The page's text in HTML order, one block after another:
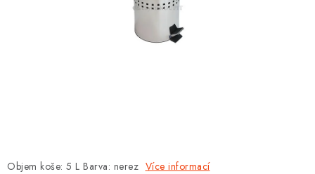
PROTIPOŽÁRNÍ BATERIOVÉ TREZORY NA LITHIOVÉ
NAŠE VÝHODY
Objem koše: 5 L Barva: nerez Více informací